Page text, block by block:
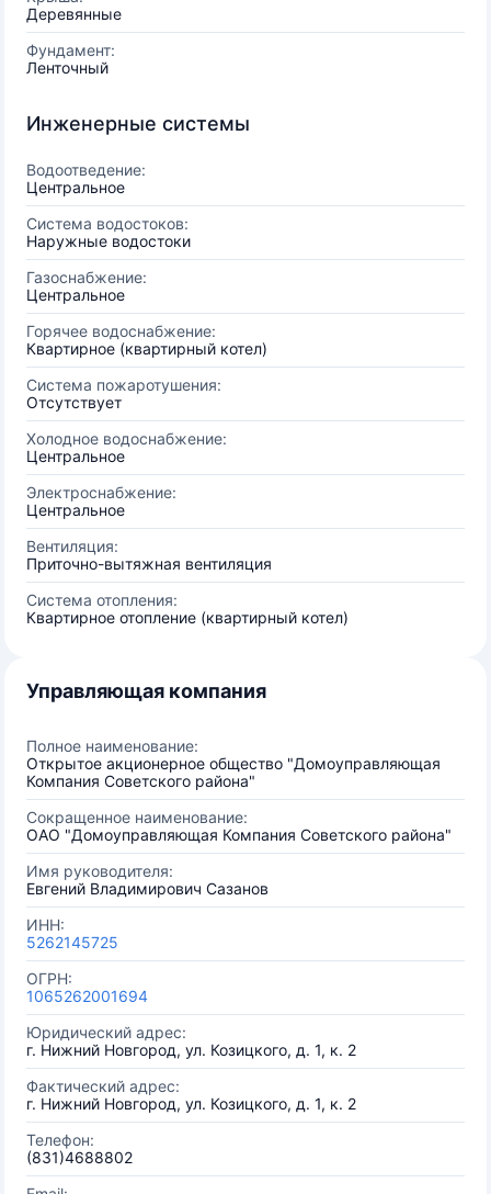
Деревянные
Фундамент:
Ленточный
Инженерные системы
Водоотведение:
Центральное
Система водостоков:
Наружные водостоки
Газоснабжение:
Центральное
Горячее водоснабжение:
Квартирное (квартирный котел)
Система пожаротушения:
Отсутствует
Холодное водоснабжение:
Центральное
Электроснабжение:
Центральное
Вентиляция:
Приточно-вытяжная вентиляция
Система отопления:
Квартирное отопление (квартирный котел)
Управляющая компания
Полное наименование:
Открытое акционерное общество "Домоуправляющая
Компания Советского района"
Сокращенное наименование:
ОАО "Домоуправляющая Компания Советского района"
Имя руководителя:
Евгений Владимирович Сазанов
ИНН:
5262145725
ОГРН:
1065262001694
Юридический адрес:
г. Нижний Новгород, ул. Козицкого, д. 1, к. 2
Фактический адрес:
г. Нижний Новгород, ул. Козицкого, д. 1, к. 2
Телефон:
(831)4688802